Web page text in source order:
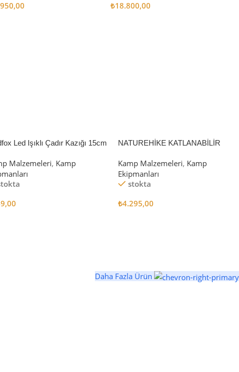
₺18.800,00
Led Işıklı Çadır Kazığı 15cm
Malzemeleri, Kamp
NATUREHİKE KATLANABİLİR
Kamp Malzemeleri, Kamp
Ekipmanları
stokta
₺4.295,00
Daha Fazla Ürün